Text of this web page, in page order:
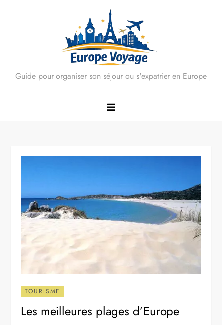
Guide pour organiser son séjour ou s'expatrier en Europe
TOURISME
Les meilleures plages d’Europe